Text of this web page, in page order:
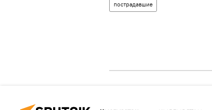
пострадавшие